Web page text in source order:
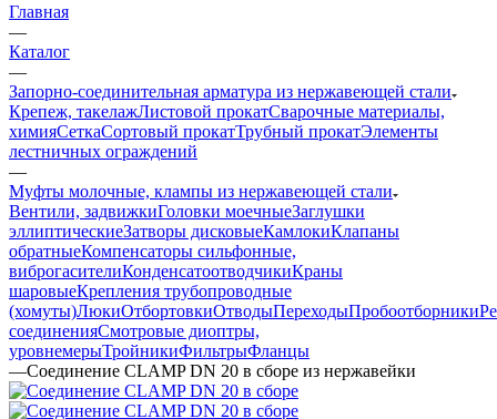
Главная
—
Каталог
—
Запорно-соединительная арматура из нержавеющей стали
Крепеж, такелажЛистовой прокатСварочные материалы,
химияСеткаСортовый прокатТрубный прокатЭлементы
лестничных ограждений
—
Муфты молочные, клампы из нержавеющей стали
Вентили, задвижкиГоловки моечныеЗаглушки
эллиптическиеЗатворы дисковыеКамлокиКлапаны
обратныеКомпенсаторы сильфонные,
виброгасителиКонденсатоотводчикиКраны
шаровыеКрепления трубопроводные
(хомуты)ЛюкиОтбортовкиОтводыПереходыПробоотборники
соединенияСмотровые диоптры,
уровнемерыТройникиФильтрыФланцы
—Соединение CLAMP DN 20 в сборе из нержавейки